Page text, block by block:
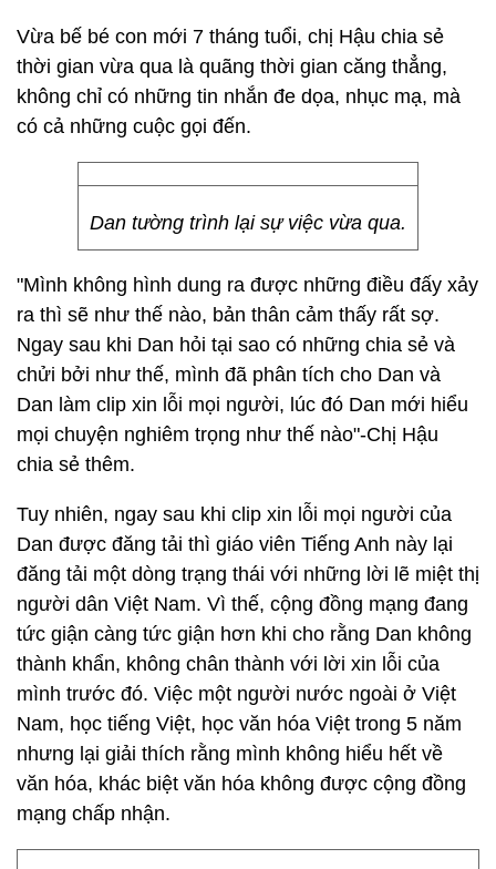
Vừa bế bé con mới 7 tháng tuổi, chị Hậu chia sẻ
thời gian vừa qua là quãng thời gian căng thẳng,
không chỉ có những tin nhắn đe dọa, nhục mạ, mà
có cả những cuộc gọi đến.
Dan tường trình lại sự việc vừa qua.
"Mình không hình dung ra được những điều đấy xảy
ra thì sẽ như thế nào, bản thân cảm thấy rất sợ.
Ngay sau khi Dan hỏi tại sao có những chia sẻ và
chửi bởi như thế, mình đã phân tích cho Dan và
Dan làm clip xin lỗi mọi người, lúc đó Dan mới hiểu
mọi chuyện nghiêm trọng như thế nào"-Chị Hậu
chia sẻ thêm.
Tuy nhiên, ngay sau khi clip xin lỗi mọi người của
Dan được đăng tải thì giáo viên Tiếng Anh này lại
đăng tải một dòng trạng thái với những lời lẽ miệt thị
người dân Việt Nam. Vì thế, cộng đồng mạng đang
tức giận càng tức giận hơn khi cho rằng Dan không
thành khẩn, không chân thành với lời xin lỗi của
mình trước đó. Việc một người nước ngoài ở Việt
Nam, học tiếng Việt, học văn hóa Việt trong 5 năm
nhưng lại giải thích rằng mình không hiểu hết về
văn hóa, khác biệt văn hóa không được cộng đồng
mạng chấp nhận.